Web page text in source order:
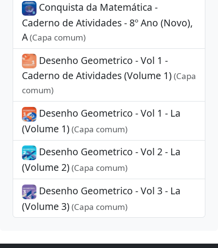
Conquista da Matemática -
Caderno de Atividades - 8º Ano (Novo),
A(Capa comum)
Desenho Geometrico - Vol 1 -
Caderno de Atividades (Volume 1) (Capa
comum)
Desenho Geometrico - Vol 1 - La
(Volume 1) (Capa comum)
Desenho Geometrico - Vol 2 - La
(Volume 2) (Capa comum)
Desenho Geometrico - Vol 3 - La
(Volume 3) (Capa comum)